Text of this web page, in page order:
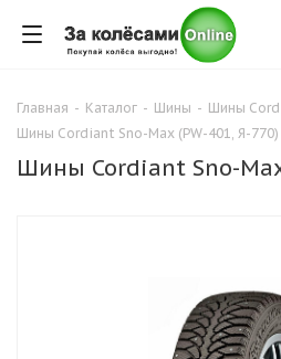
Главная - Каталог - Шины - Шины
Шины Cordiant Sno-Max (PW-401, Я-770)
Шины Cordiant Sno-